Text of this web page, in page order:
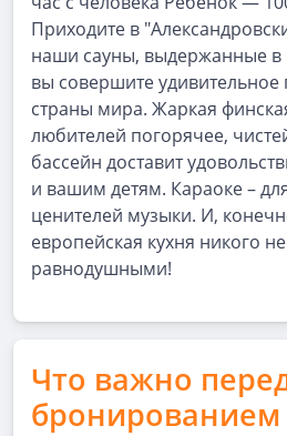
Приходите в
наши сауны, выдержанные в
вы совершите удивительное
страны мира. Жаркая
любителей погорячее,
бассейн доставит
и вашим детям. Караоке –
ценителей музыки. И,
европейская кухня никого
равнодушными!
Что важно
бронированием